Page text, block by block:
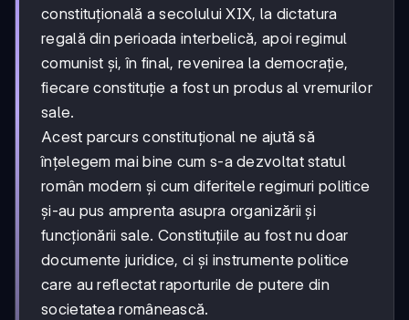
constituțională a secolului XIX, la dictatura
regală din perioada interbelică, apoi regimul
comunist și, în final, revenirea la democrație,
fiecare constituție a fost un produs al vremurilor
sale.
Acest parcurs constituțional ne ajută să
înțelegem mai bine cum s-a dezvoltat statul
român modern și cum diferitele regimuri politice
și-au pus amprenta asupra organizării și
funcționării sale. Constituțiile au fost nu doar
documente juridice, ci și instrumente politice
care au reflectat raporturile de putere din
societatea românească.